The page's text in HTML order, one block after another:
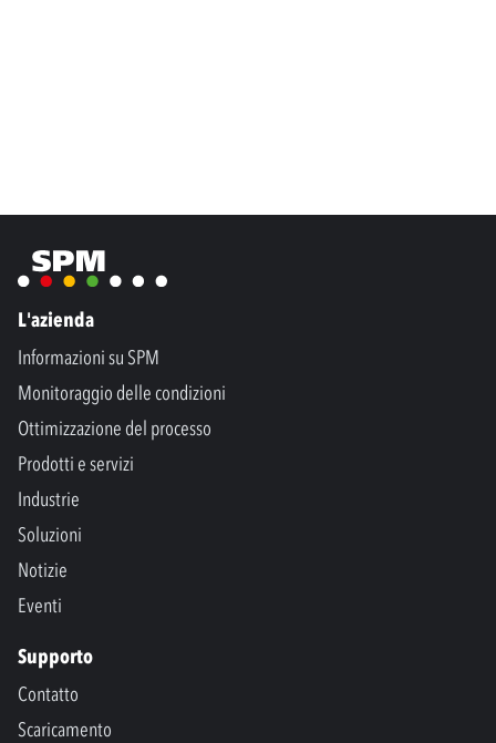
L'azienda
Informazioni su SPM
Monitoraggio delle condizioni
Ottimizzazione del processo
Prodotti e servizi
Industrie
Soluzioni
Notizie
Eventi
Supporto
Contatto
Scaricamento